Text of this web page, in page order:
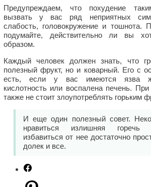
Предупреждаем, что похудение
вызвать у вас ряд неприятных
слабость, головокружение и тошнота.
подумайте, действительно ли вы
образом.
Каждый человек должен знать, что
полезный фрукт, но и коварный. Его с
есть, если у вас имеются язва
кислотность или воспалена печень.
также не стоит злоупотреблять горьким
И еще один полезный совет.
нравиться излишняя
избавиться от нее достаточно
долек и все.